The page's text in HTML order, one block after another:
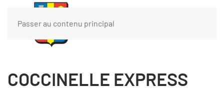
Passer au contenu principal
COCCINELLE EXPRESS